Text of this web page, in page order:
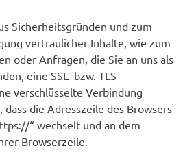
Sicherheitsgründen und zum
vertraulicher Inhalte, wie zum
oder Anfragen, die Sie an uns als
eine SSL- bzw. TLS-
verschlüsselte Verbindung
dass die Adresszeile des Browsers
“ wechselt und an dem
Browserzeile.